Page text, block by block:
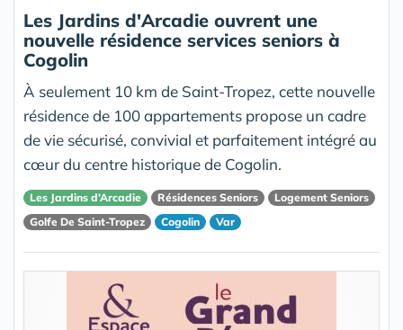
Les Jardins d'Arcadie ouvrent une
nouvelle résidence services seniors à
Cogolin
À seulement 10 km de Saint-Tropez, cette nouvelle
résidence de 100 appartements propose un cadre
de vie sécurisé, convivial et parfaitement intégré au
cœur du centre historique de Cogolin.
Les Jardins d’Arcadie Résidences Seniors
Logement Seniors
Golfe De Saint-Tropez
Cogolin Var